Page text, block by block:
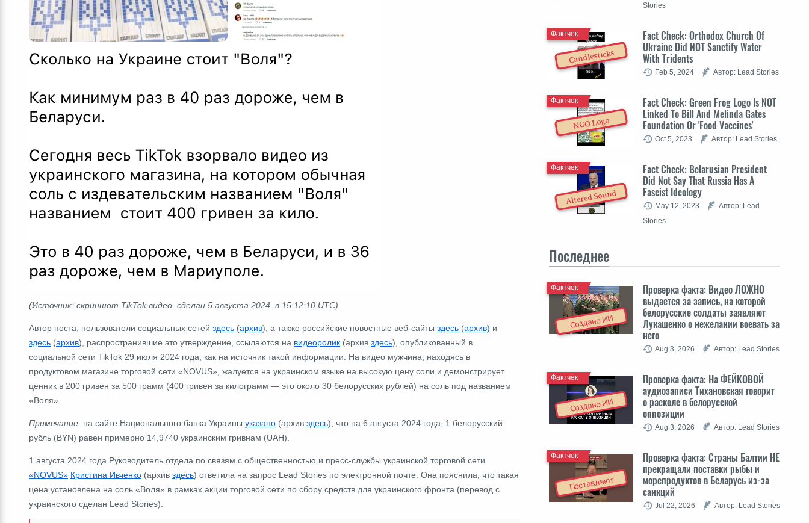
(Источник: скриншот TikTok видео, сделан 5 августа 2024, в 15:12:10 UTC)
Автор поста, пользователи социальных сетей здесь (архив), а также российские новостные веб-сайты здесь (архив) и
здесь (архив), распространившие это утверждение, ссылаются на видеоролик (архив здесь), опубликованный в
социальной сети TikTok 29 июля 2024 года, как на источник такой информации. На видео мужчина, находясь в
продуктовом магазине торговой сети «NOVUS», жалуется на украинском языке на высокую цену соли и демонстрирует
ценник в 200 гривен за 500 грамм (400 гривен за килограмм ― это около 30 белорусских рублей) на соль под названием
«Воля».
Примечание: на сайте Национального банка Украины указано (архив здесь), что на 6 августа 2024 года, 1 белорусский
рубль (BYN) равен примерно 14,9740 украинским гривнам (UAH).
1 августа 2024 года Руководитель отдела по связям с общественностью и пресс-службы украинской торговой сети
«NOVUS» Кристина Ивченко (архив здесь) ответила на запрос Lead Stories по электронной почте. Она пояснила, что такая
цена установлена на соль «Воля» в рамках акции торговой сети по сбору средств для украинского фронта (перевод с
украинского сделан Lead Stories):
Stories
Candlesticks
Fact Check: Orthodox Church Of
Ukraine Did NOT Sanctify Water
With Tridents
Фактчек
Feb 5, 2024 Автор: Lead Stories
NGO Logo
Fact Check: Green Frog Logo Is NOT
Linked To Bill And Melinda Gates
Foundation Or 'Food Vaccines'
Фактчек
Oct 5, 2023 Автор: Lead Stories
Altered Sound
Fact Check: Belarusian President
Did Not Say That Russia Has A
Fascist Ideology
Фактчек
May 12, 2023
Автор: Lead
Stories
Последнее
Создано ИИ
Проверка факта: Видео ЛОЖНО
выдается за запись, на которой
белорусские солдаты заявляют
Лукашенко о нежелании воевать за
него
Фактчек
Aug 3, 2026 Автор: Lead Stories
Создано ИИ
Проверка факта: На ФЕЙКОВОЙ
аудиозаписи Тихановская говорит
о расколе в белорусской
оппозиции
Фактчек
Aug 3, 2026 Автор: Lead Stories
Поставляют
Проверка факта: Cтраны Балтии НЕ
прекращали поставки рыбы и
морепродуктов в Беларусь из-за
санкций
Фактчек
Jul 22, 2026 Автор: Lead Stories